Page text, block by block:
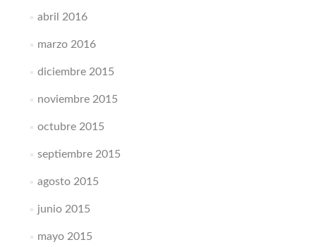
abril 2016
marzo 2016
diciembre 2015
noviembre 2015
octubre 2015
septiembre 2015
agosto 2015
junio 2015
mayo 2015